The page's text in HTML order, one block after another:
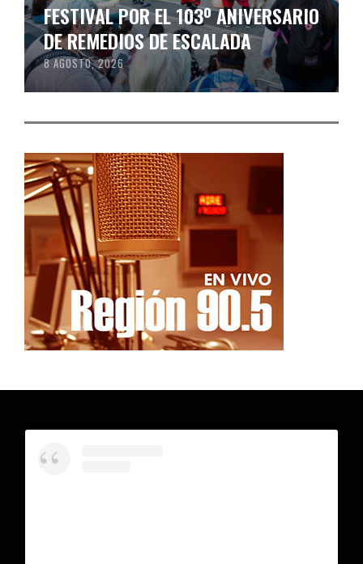
FESTIVAL POR EL 103º ANIVERSARIO
DE REMEDIOS DE ESCALADA
8 AGOSTO, 2026